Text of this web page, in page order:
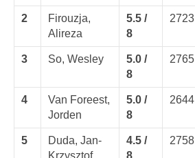
2
Firouzja,
Alireza
5.5 /
8
2723
3 So, Wesley
5.0 /
8
2765
4
Van Foreest,
Jorden
5.0 /
8
2644
5
Duda, Jan-
Krzysztof
4.5 /
8
2758